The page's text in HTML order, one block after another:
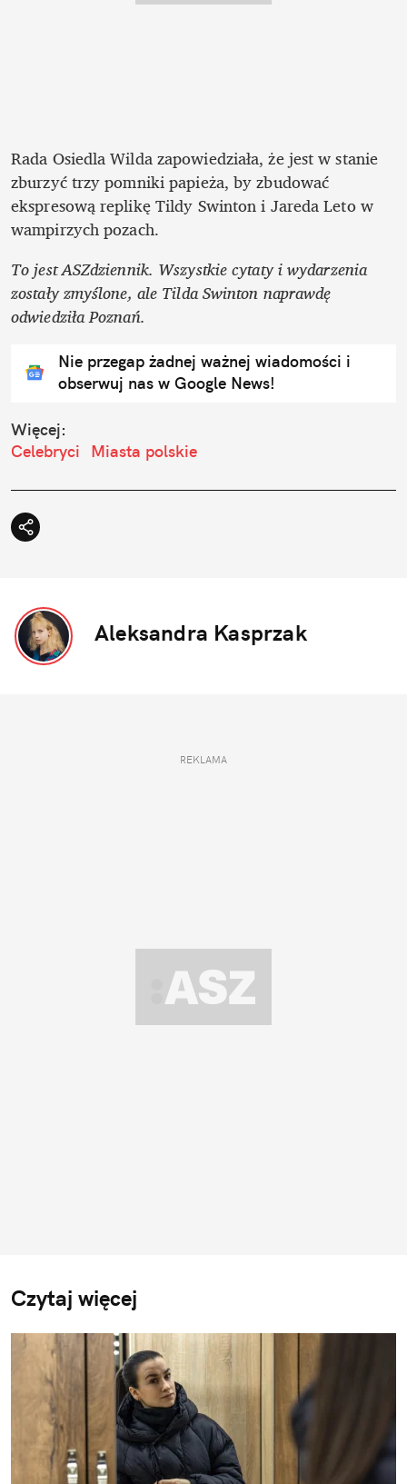
Rada Osiedla Wilda zapowiedziała, że jest w stanie
zburzyć trzy pomniki papieża, by zbudować
ekspresową replikę Tildy Swinton i Jareda Leto w
wampirzych pozach.
To jest ASZdziennik. Wszystkie cytaty i wydarzenia
zostały zmyślone, ale Tilda Swinton naprawdę
odwiedziła Poznań.
Nie przegap żadnej ważnej wiadomości i
obserwuj nas w Google News!
Więcej:
Celebryci
Miasta polskie
Aleksandra Kasprzak
REKLAMA
Czytaj więcej